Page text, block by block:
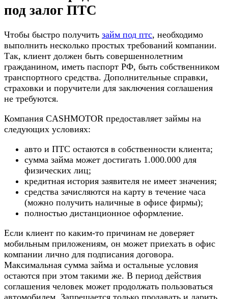
под залог ПТС
Чтобы быстро получить займ под птс, необходимо
выполнить несколько простых требований компании.
Так, клиент должен быть совершеннолетним
гражданином, иметь паспорт РФ, быть собственником
транспортного средства. Дополнительные справки,
страховки и поручители для заключения соглашения
не требуются.
Компания CASHMOTOR предоставляет займы на
следующих условиях:
авто и ПТС остаются в собственности клиента;
сумма займа может достигать 1.000.000 для
физических лиц;
кредитная история заявителя не имеет значения;
средства зачисляются на карту в течение часа
(можно получить наличные в офисе фирмы);
полностью дистанционное оформление.
Если клиент по каким-то причинам не доверяет
мобильным приложениям, он может приехать в офис
компании лично для подписания договора.
Максимальная сумма займа и остальные условия
остаются при этом такими же. В период действия
соглашения человек может продолжать пользоваться